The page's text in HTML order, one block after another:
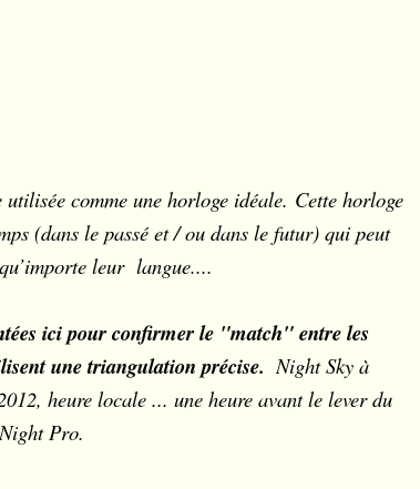
comme une horloge idéale. Cette horloge
(dans le passé et / ou dans le futur) qui peut
leur langue....
ici pour confirmer le "match" entre les
une triangulation précise. Night Sky à
heure locale ... une heure avant le lever du
Pro.